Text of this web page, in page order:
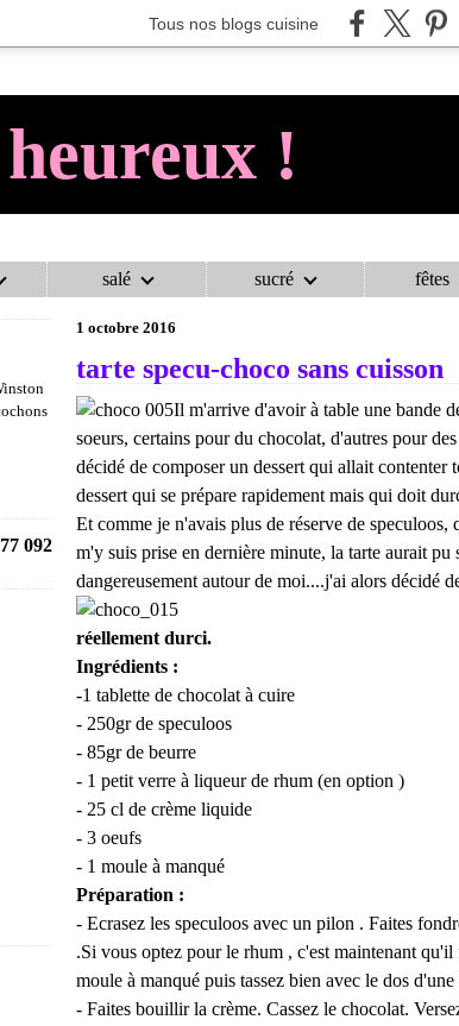
Tous nos blogs cuisine
!
salé sucré fêtes
092
AU COCHON HEUREUX ! TARTES ET GÂTEAUX
1 octobre 2016
tarte specu-choco sans cuisson
Il m'arrive d'avoir à table une bande
soeurs, certains pour du chocolat, d'autres pour
décidé de composer un dessert qui allait
dessert qui se prépare rapidement mais qui doit
Et comme je n'avais plus de réserve de
m'y suis prise en dernière minute, la tarte aurait
dangereusement autour de moi....j'ai alors décidé
oui, le chocolat
réellement durci.
Ingrédients :
-1 tablette de chocolat à cuire
- 250gr de speculoos
- 85gr de beurre
- 1 petit verre à liqueur de rhum (en option )
- 25 cl de crème liquide
- 3 oeufs
- 1 moule à manqué
Préparation :
- Ecrasez les speculoos avec un pilon . Faites
.Si vous optez pour le rhum , c'est maintenant
moule à manqué puis tassez bien avec le dos
- Faites bouillir la crème. Cassez le chocolat.